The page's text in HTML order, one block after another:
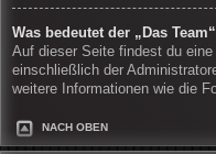
Was bedeutet der „Das
Auf dieser Seite findest du
einschließlich der
weitere Informationen wie die
NACH OBEN